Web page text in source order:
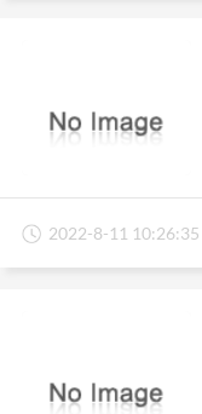
2022-8-11 10:26:35